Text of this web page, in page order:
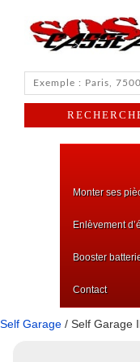
Monter ses
Enlèvement
Booster
Contact
Self Garage / Self Garage